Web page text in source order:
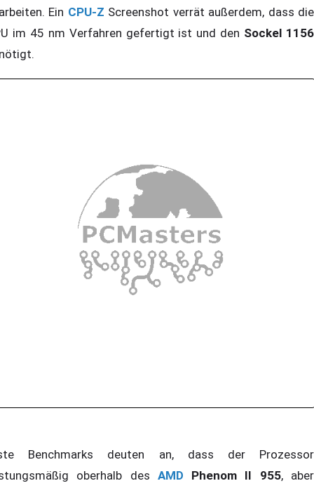
Ein CPU-Z Screenshot verrät außerdem, dass die
im 45 nm Verfahren gefertigt ist und den Sockel 1156
Benchmarks deuten an, dass der Prozessor
oberhalb des AMD Phenom II 955, aber